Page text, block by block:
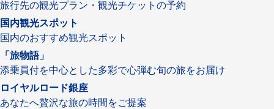
旅行先の観光プラン・観光チケットの予約
国内観光スポット
国内のおすすめ観光スポット
「旅物語」
添乗員付を中心とした多彩で心弾む旬の旅をお届け
ロイヤルロード銀座
あなたへ贅沢な旅の時間をご提案